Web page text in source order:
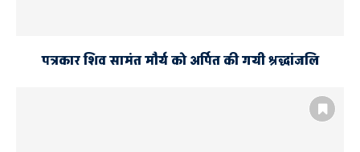
पत्रकार शिव सामंत मौर्य को अर्पित की गयी श्रद्धांजलि